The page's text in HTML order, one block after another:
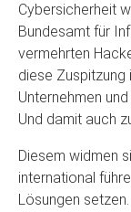
Cybersicherheit
Bundesamt für
vermehrten
diese Zuspitzung
Unternehmen
Und damit auch
Diesem widmen
international
Lösungen